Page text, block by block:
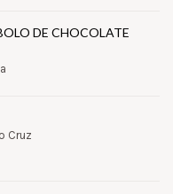
DE CHOCOLATE
Cruz